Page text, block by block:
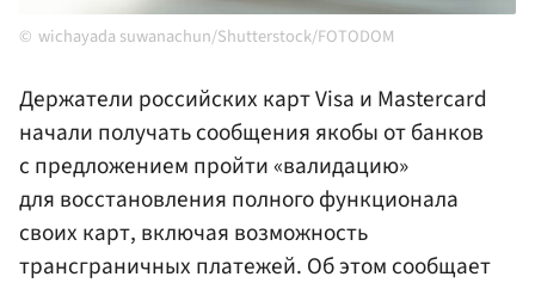
wichayada suwanachun/Shutterstock/FOTODOM
Держатели российских карт Visa и Mastercard
начали получать сообщения якобы от банков
с предложением пройти «валидацию»
для восстановления полного функционала
своих карт, включая возможность
трансграничных платежей. Об этом сообщает